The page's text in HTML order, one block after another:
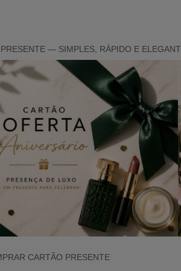
— SIMPLES, RÁPIDO E
CARTÃO PRESENTE